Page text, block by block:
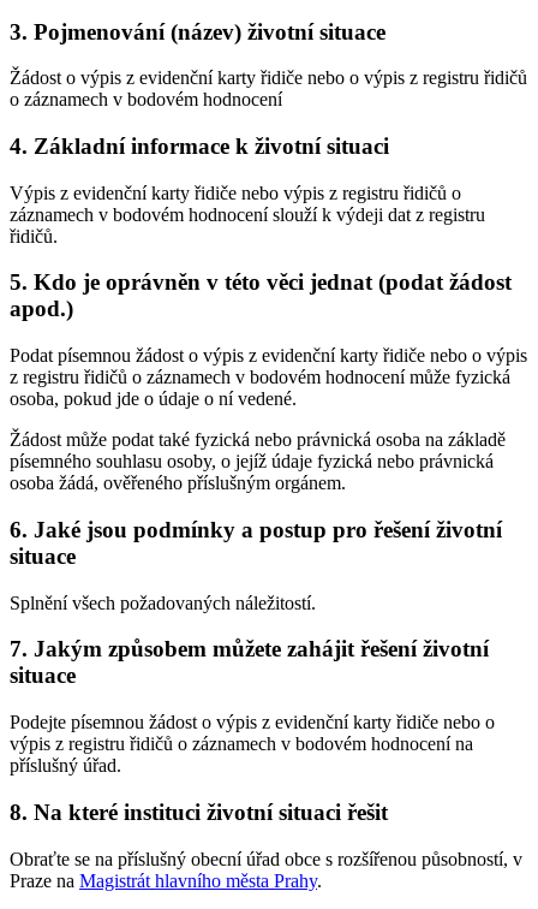
3. Pojmenování (název) životní situace
Žádost o výpis z evidenční karty řidiče nebo o výpis z registru řidičů
o záznamech v bodovém hodnocení
4. Základní informace k životní situaci
Výpis z evidenční karty řidiče nebo výpis z registru řidičů o
záznamech v bodovém hodnocení slouží k výdeji dat z registru
řidičů.
5. Kdo je oprávněn v této věci jednat (podat žádost
apod.)
Podat písemnou žádost o výpis z evidenční karty řidiče nebo o výpis
z registru řidičů o záznamech v bodovém hodnocení může fyzická
osoba, pokud jde o údaje o ní vedené.
Žádost může podat také fyzická nebo právnická osoba na základě
písemného souhlasu osoby, o jejíž údaje fyzická nebo právnická
osoba žádá, ověřeného příslušným orgánem.
6. Jaké jsou podmínky a postup pro řešení životní
situace
Splnění všech požadovaných náležitostí.
7. Jakým způsobem můžete zahájit řešení životní
situace
Podejte písemnou žádost o výpis z evidenční karty řidiče nebo o
výpis z registru řidičů o záznamech v bodovém hodnocení na
příslušný úřad.
8. Na které instituci životní situaci řešit
Obraťte se na příslušný obecní úřad obce s rozšířenou působností, v
Praze na Magistrát hlavního města Prahy.